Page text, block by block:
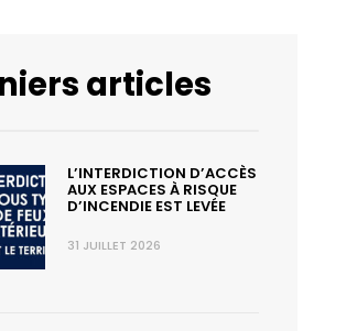
articles
L’INTERDICTION D’ACCÈS
AUX ESPACES À RISQUE
D’INCENDIE EST LEVÉE
31 JUILLET 2026